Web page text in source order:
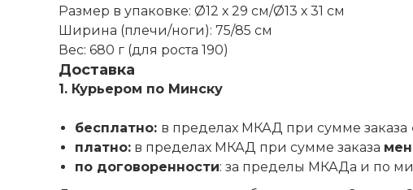
Размер в упаковке: Ø12 х 29 см/Ø13 х 31 см
Ширина (плечи/ноги): 75/85 см
Вес: 680 г (для роста 190)
Доставка
1. Курьером по Минску
бесплатно: в пределах МКАД при сумме заказа
платно: в пределах МКАД при сумме заказа
по договоренности: за пределы МКАДа и по